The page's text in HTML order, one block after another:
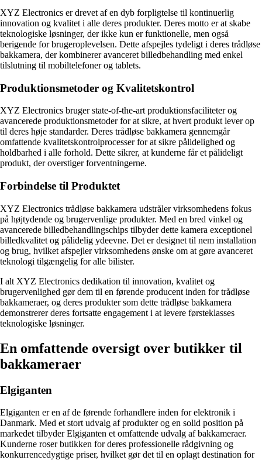
XYZ Electronics er drevet af en dyb forpligtelse til kontinuerlig
innovation og kvalitet i alle deres produkter. Deres motto er at skabe
teknologiske løsninger, der ikke kun er funktionelle, men også
berigende for brugeroplevelsen. Dette afspejles tydeligt i deres trådløse
bakkamera, der kombinerer avanceret billedbehandling med enkel
tilslutning til mobiltelefoner og tablets.
Produktionsmetoder og Kvalitetskontrol
XYZ Electronics bruger state-of-the-art produktionsfaciliteter og
avancerede produktionsmetoder for at sikre, at hvert produkt lever op
til deres høje standarder. Deres trådløse bakkamera gennemgår
omfattende kvalitetskontrolprocesser for at sikre pålidelighed og
holdbarhed i alle forhold. Dette sikrer, at kunderne får et pålideligt
produkt, der overstiger forventningerne.
Forbindelse til Produktet
XYZ Electronics trådløse bakkamera udstråler virksomhedens fokus
på højtydende og brugervenlige produkter. Med en bred vinkel og
avancerede billedbehandlingschips tilbyder dette kamera exceptionel
billedkvalitet og pålidelig ydeevne. Det er designet til nem installation
og brug, hvilket afspejler virksomhedens ønske om at gøre avanceret
teknologi tilgængelig for alle bilister.
I alt XYZ Electronics dedikation til innovation, kvalitet og
brugervenlighed gør dem til en førende producent inden for trådløse
bakkameraer, og deres produkter som dette trådløse bakkamera
demonstrerer deres fortsatte engagement i at levere førsteklasses
teknologiske løsninger.
En omfattende oversigt over butikker til
bakkameraer
Elgiganten
Elgiganten er en af de førende forhandlere inden for elektronik i
Danmark. Med et stort udvalg af produkter og en solid position på
markedet tilbyder Elgiganten et omfattende udvalg af bakkameraer.
Kunderne roser butikken for deres professionelle rådgivning og
konkurrencedygtige priser, hvilket gør det til en oplagt destination for